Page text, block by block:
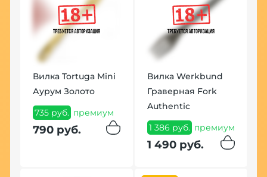
Вилка Tortuga Mini
Аурум Золото
735 руб. премиум
790 руб.
Вилка Werkbund
Граверная Fork
Authentic
1 386 руб. премиум
1 490 руб.